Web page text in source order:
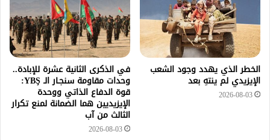
الخطر الذي يهدد وجود الشعب
الإيزيدي لم ينتهِ بعد
2026-08-03
في الذكرى الثانية عشرة للإبادة..
وحدات مقاومة سنجـار الـ YBŞ:
قوة الدفاع الذاتي ووحدة
الإيزيديين هما الضمانة لمنع تكرار
الثالث من آب
2026-08-03